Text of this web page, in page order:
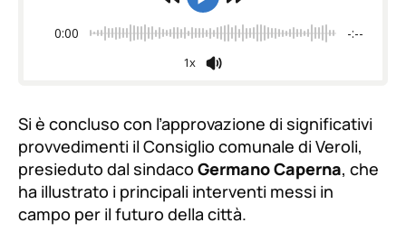
fuente.
0:00 -:--
1x
Si è concluso con l’approvazione di significativi
provvedimenti il Consiglio comunale di Veroli,
presieduto dal sindaco Germano Caperna, che
ha illustrato i principali interventi messi in
campo per il futuro della città.